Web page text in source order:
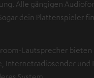
Alle gängigen
dein Plattenspieler
Lautsprecher bieten
Internetradiosender und